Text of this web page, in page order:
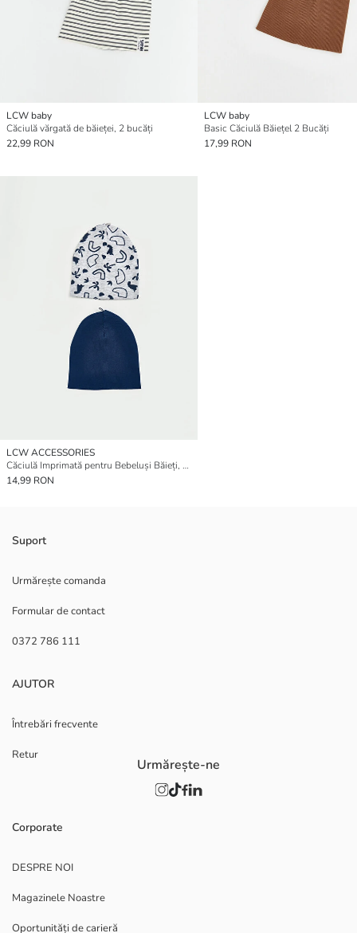
LCW baby
Căciulă vărgată de băieței, 2 bucăți
22,99 RON
LCW baby
Basic Căciulă Băiețel 2 Bucăți
17,99 RON
LCW ACCESSORIES
Căciulă Imprimată pentru Bebeluși Băieți, Set de 2
14,99 RON
Suport
Urmărește comanda
Formular de contact
0372 786 111
AJUTOR
Întrebări frecvente
Retur
Corporate
DESPRE NOI
Magazinele Noastre
Oportunități de carieră
Urmărește-ne